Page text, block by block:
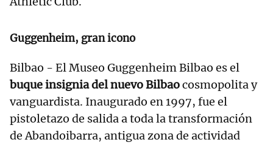
Guggenheim, gran icono
Bilbao - El Museo Guggenheim Bilbao es el
buque insignia del nuevo Bilbaocosmopolita y
vanguardista. Inaugurado en 1997, fue el
pistoletazo de salida a toda la transformación
de Abandoibarra, antigua zona de actividad